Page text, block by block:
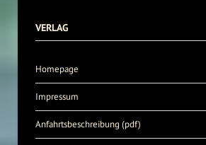
VERLAG
Homepage
Impressum
Anfahrtsbeschreibung (pdf)